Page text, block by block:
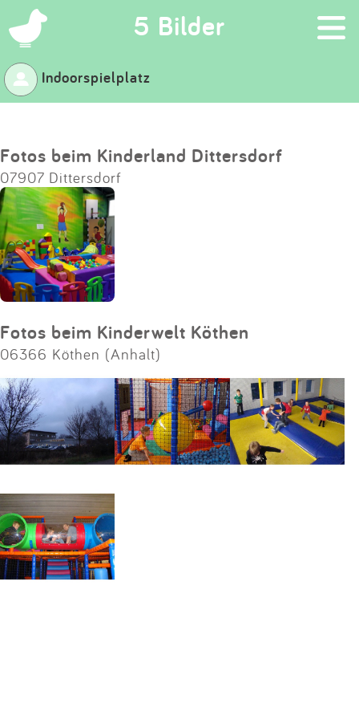
5 Bilder ×
Suchen
Eintragen
Kontakt
Impressum
Anmelden
Indoorspielplatz
Fotos beim Kinderland Dittersdorf
07907 Dittersdorf
Fotos beim Kinderwelt Köthen
06366 Köthen (Anhalt)